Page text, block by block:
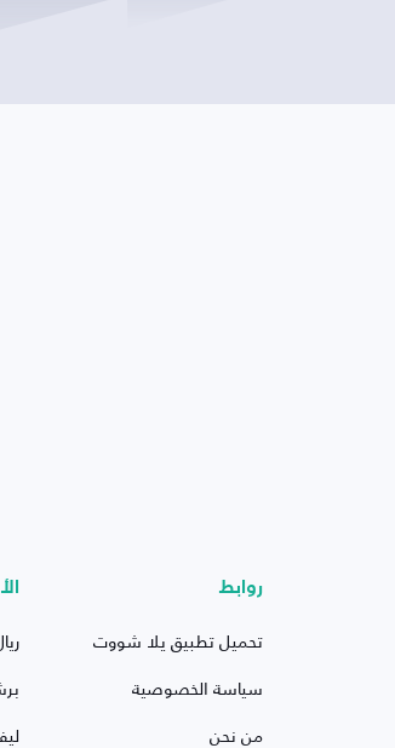
روابط
تحميل تطبيق يلا شووت
سياسة الخصوصية
من نحن